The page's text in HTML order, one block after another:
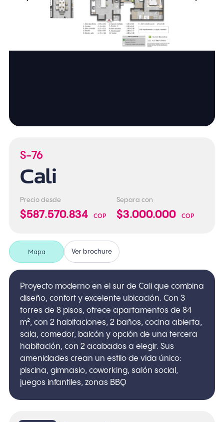
S-76
Cali
Precio desde
$587.570.834 COP
Separa con
$3.000.000 COP
Mapa Ver brochure
Proyecto moderno en el sur de Cali que combina
diseño, confort y excelente ubicación. Con 3
torres de 8 pisos, ofrece apartamentos de 84
m², con 2 habitaciones, 2 baños, cocina abierta,
sala, comedor, balcón y opción de una tercera
habitación, con 2 acabados a elegir. Sus
amenidades crean un estilo de vida único:
piscina, gimnasio, coworking, salón social,
juegos infantiles, zonas BBQ